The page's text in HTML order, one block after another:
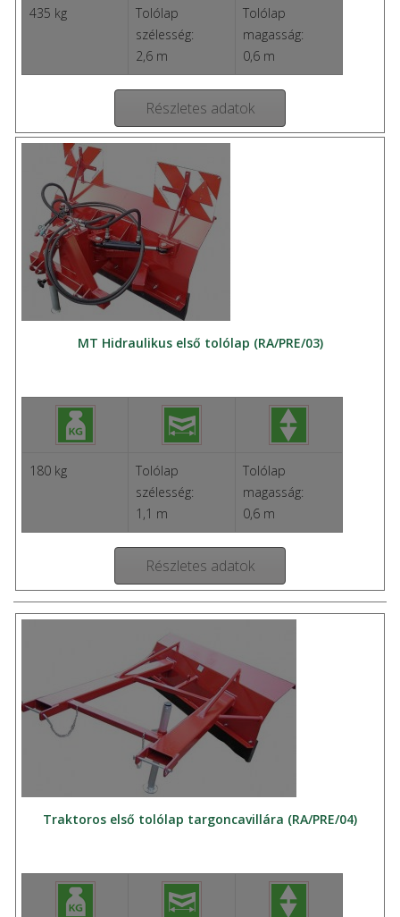
435 kg
Tolólap
szélesség:
2,6 m
Tolólap
magasság:
0,6 m
Részletes adatok
MT Hidraulikus első tolólap (RA/PRE/03)
180 kg
Tolólap
szélesség:
1,1 m
Tolólap
magasság:
0,6 m
Részletes adatok
Traktoros első tolólap targoncavillára (RA/PRE/04)